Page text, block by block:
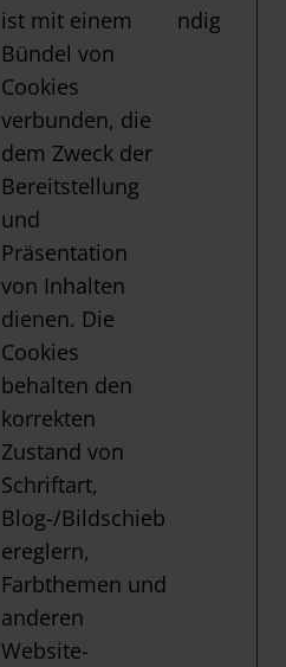
ist mit einem
Bündel von
Cookies
verbunden, die
dem Zweck der
Bereitstellung
und
Präsentation
von Inhalten
dienen. Die
Cookies
behalten den
korrekten
Zustand von
Schriftart,
Blog-/Bildschieb
ereglern,
Farbthemen und
anderen
Website-
ndig